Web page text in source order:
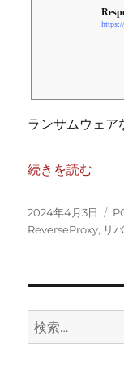
ランサムウェ
“QNAPをIISの
続きを読む
投
稿
2024年4月3日
カ
テ
ReverseProxy, リ
検
索: